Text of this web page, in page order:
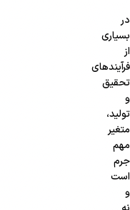
در
بسیاری
از
فرآیندهای
تحقیق
و
تولید،
متغیر
مهم
جرم
است
و